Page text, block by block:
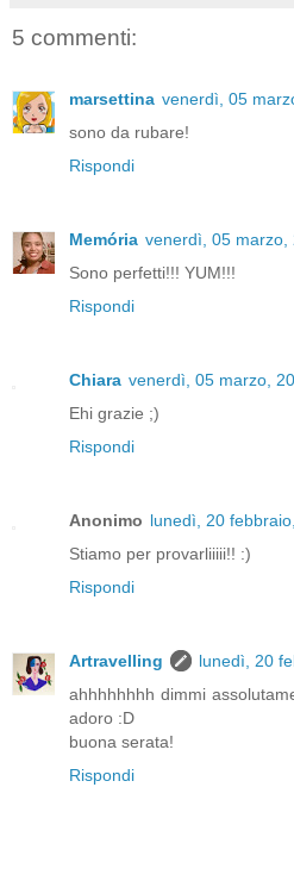
5 commenti:
marsettina venerdì, 05
sono da rubare!
Rispondi
Memória venerdì, 05 marzo,
Sono perfetti!!! YUM!!!
Rispondi
Chiara venerdì, 05 marzo,
Ehi grazie ;)
Rispondi
Anonimo lunedì, 20
Stiamo per provarliiiii!! :)
Rispondi
Artravelling
lunedì, 20
ahhhhhhhh dimmi
adoro :D
buona serata!
Rispondi